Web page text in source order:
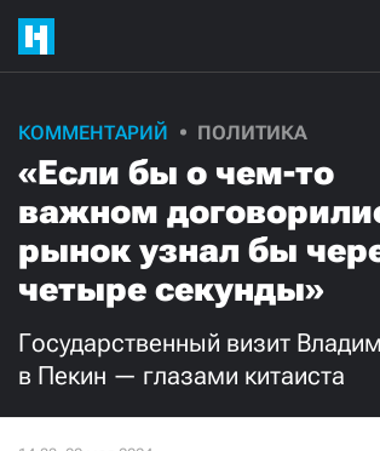
КОММЕНТАРИЙ ПОЛИТИКА
«Если бы о чем-то
важном
рынок узнал бы
четыре секунды»
Государственный визит
в Пекин — глазами китаиста
Поддержите
нашу работу!
Ежемесячно
3000
500